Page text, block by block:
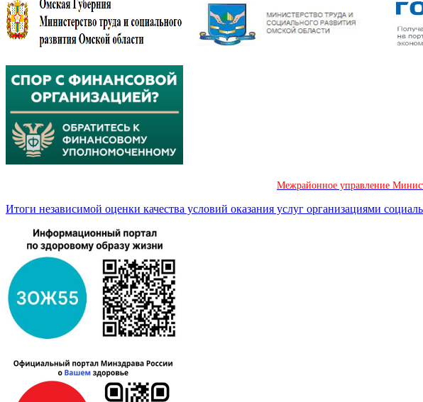
Межрайонное управление
Итоги независимой оценки качества условий оказания услуг организациями